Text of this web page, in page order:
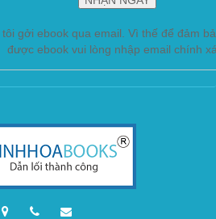
tôi gởi ebook qua email. Vì thế để đảm
được ebook vui lòng nhập email chính